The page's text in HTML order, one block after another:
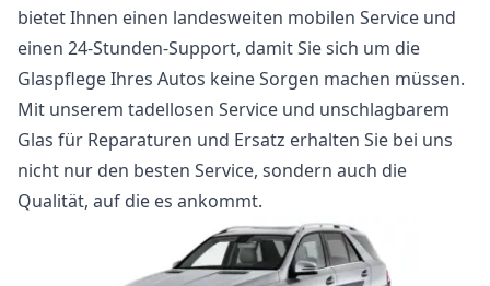
bietet Ihnen einen landesweiten mobilen Service und
einen 24-Stunden-Support, damit Sie sich um die
Glaspflege Ihres Autos keine Sorgen machen müssen.
Mit unserem tadellosen Service und unschlagbarem
Glas für Reparaturen und Ersatz erhalten Sie bei uns
nicht nur den besten Service, sondern auch die
Qualität, auf die es ankommt.